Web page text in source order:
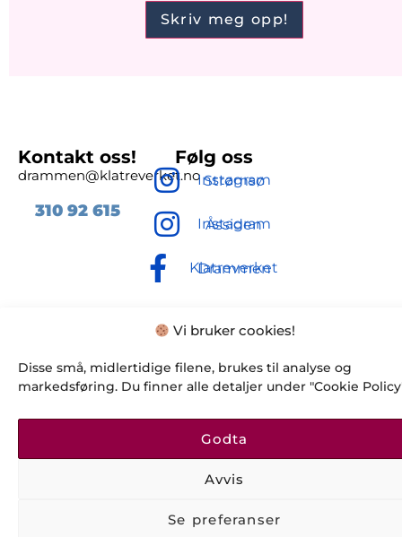
Vi bruker cookies!
Disse små, midlertidige filene, brukes til analyse og
markedsføring. Du finner alle detaljer under "Cookie
Godta
Avvis
Se preferanser
Kontakt oss!
drammen@klatreverket.no
310 92615
Følg oss
Instagram Strømsø
Instagram Åssiden
Klatreverket Drammen
2025